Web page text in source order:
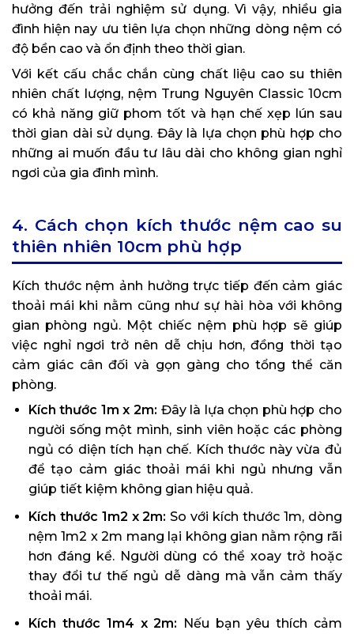
hưởng đến trải nghiệm sử dụng. Vì vậy, nhiều gia
đình hiện nay ưu tiên lựa chọn những dòng nệm có
độ bền cao và ổn định theo thời gian.
Với kết cấu chắc chắn cùng chất liệu cao su thiên
nhiên chất lượng, nệm Trung Nguyên Classic 10cm
có khả năng giữ phom tốt và hạn chế xẹp lún sau
thời gian dài sử dụng. Đây là lựa chọn phù hợp cho
những ai muốn đầu tư lâu dài cho không gian nghỉ
ngơi của gia đình mình.
4. Cách chọn kích thước nệm cao su
thiên nhiên 10cm phù hợp
Kích thước nệm ảnh hưởng trực tiếp đến cảm giác
thoải mái khi nằm cũng như sự hài hòa với không
gian phòng ngủ. Một chiếc nệm phù hợp sẽ giúp
việc nghỉ ngơi trở nên dễ chịu hơn, đồng thời tạo
cảm giác cân đối và gọn gàng cho tổng thể căn
phòng.
Kích thước 1m x 2m: Đây là lựa chọn phù hợp cho
người sống một mình, sinh viên hoặc các phòng
ngủ có diện tích hạn chế. Kích thước này vừa đủ
để tạo cảm giác thoải mái khi ngủ nhưng vẫn
giúp tiết kiệm không gian hiệu quả.
Kích thước 1m2 x 2m: So với kích thước 1m, dòng
nệm 1m2 x 2m mang lại không gian nằm rộng rãi
hơn đáng kể. Người dùng có thể xoay trở hoặc
thay đổi tư thế ngủ dễ dàng mà vẫn cảm thấy
thoải mái.
Kích thước 1m4 x 2m: Nếu bạn yêu thích cảm